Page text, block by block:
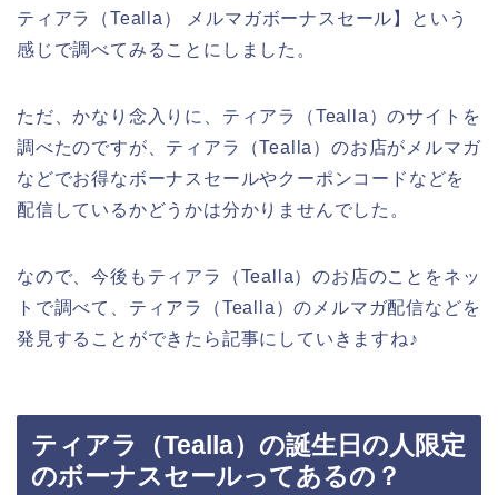
ティアラ（Tealla） メルマガボーナスセール】という
感じで調べてみることにしました。
ただ、かなり念入りに、ティアラ（Tealla）のサイトを
調べたのですが、ティアラ（Tealla）のお店がメルマガ
などでお得なボーナスセールやクーポンコードなどを
配信しているかどうかは分かりませんでした。
なので、今後もティアラ（Tealla）のお店のことをネッ
トで調べて、ティアラ（Tealla）のメルマガ配信などを
発見することができたら記事にしていきますね♪
ティアラ（Tealla）の誕生日の人限定
のボーナスセールってあるの？